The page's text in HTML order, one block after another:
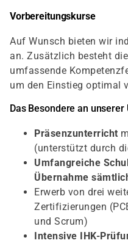
Vorbereitungskurse
Auf Wunsch bieten wir
an. Zusätzlich besteht
umfassende
um den Einstieg optimal
Das Besondere an unserer
Präsenzunterricht
(unterstützt durch
Umfangreiche
Übernahme
Erwerb von drei
Zertifizierungen
und Scrum)
Intensive IHK-